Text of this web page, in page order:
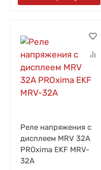
Реле напряжения с
дисплеем MRV 32А
PROxima EKF MRV-
32A